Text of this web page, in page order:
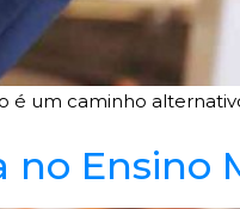
é um caminho
no Ensino